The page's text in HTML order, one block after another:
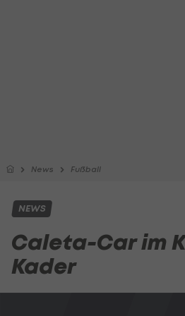
News Fußball
NEWS
Caleta-Car im
Kader